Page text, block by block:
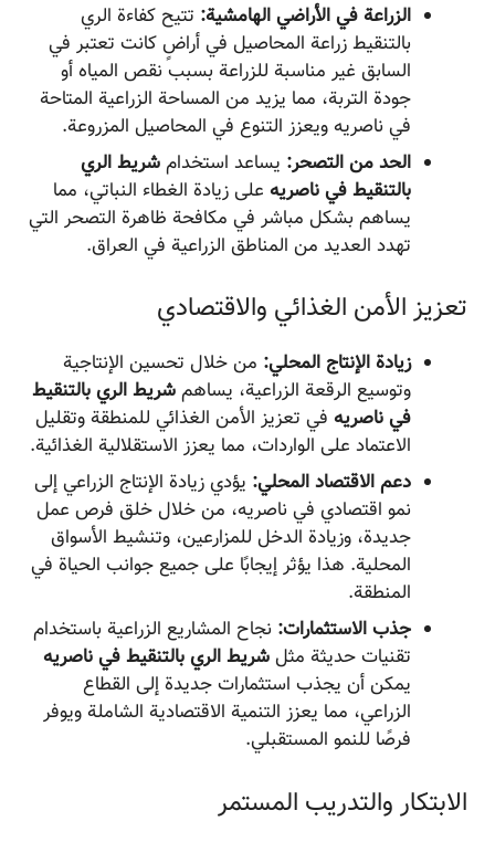
الزراعة في الأراضي الهامشية: تتيح كفاءة الري
بالتنقيط زراعة المحاصيل في أراضٍ كانت تعتبر في
السابق غير مناسبة للزراعة بسبب نقص المياه أو
جودة التربة، مما يزيد من المساحة الزراعية المتاحة
في ناصریه ويعزز التنوع في المحاصيل المزروعة.
الحد من التصحر: يساعد استخدامشريط الري
بالتنقيط في ناصریه على زيادة الغطاء النباتي، مما
يساهم بشكل مباشر في مكافحة ظاهرة التصحر التي
تهدد العديد من المناطق الزراعية في العراق.
تعزيز الأمن الغذائي والاقتصادي
زيادة الإنتاج المحلي: من خلال تحسين الإنتاجية
وتوسيع الرقعة الزراعية، يساهمشريط الري بالتنقيط
في ناصریه في تعزيز الأمن الغذائي للمنطقة وتقليل
الاعتماد على الواردات، مما يعزز الاستقلالية الغذائية.
دعم الاقتصاد المحلي: يؤدي زيادة الإنتاج الزراعي إلى
نمو اقتصادي في ناصریه، من خلال خلق فرص عمل
جديدة، وزيادة الدخل للمزارعين، وتنشيط الأسواق
المحلية. هذا يؤثر إيجابًا على جميع جوانب الحياة في
المنطقة.
جذب الاستثمارات: نجاح المشاريع الزراعية باستخدام
تقنيات حديثة مثلشريط الري بالتنقيط في ناصریه
يمكن أن يجذب استثمارات جديدة إلى القطاع
الزراعي، مما يعزز التنمية الاقتصادية الشاملة ويوفر
فرصًا للنمو المستقبلي.
الابتكار والتدريب المستمر